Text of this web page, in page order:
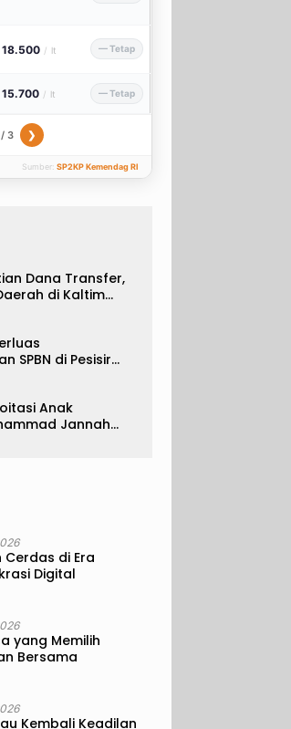
18.500 / lt — Tetap
15.700 / lt — Tetap
/ 3 ❯
Sumber: SP2KP Kemendag RI
Dana Transfer,
di Kaltim
SPBN di Pesisir
Anak
Jannah
Cerdas di Era
Digital
yang Memilih
Bersama
Kembali Keadilan